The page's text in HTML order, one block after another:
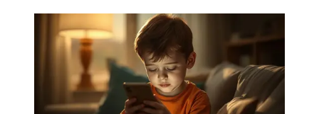
Ahli ungkap fakta penting, hasil pemeriksaan mata
anak dipengaruhi interaksi dan rasa nyaman anak.
(Ilustrasi by AI)